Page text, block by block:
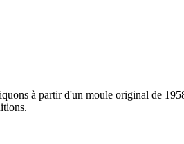
à partir d'un moule original de